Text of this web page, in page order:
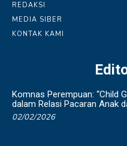
REDAKSI
MEDIA SIBER
KONTAK KAMI
Komnas Perempuan: “Child
dalam Relasi Pacaran Anak
02/02/2026